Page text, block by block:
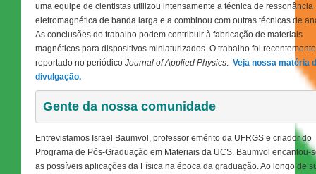
uma equipe de cientistas utilizou intensamente a técnica de ressonância
eletromagnética de banda larga e a combinou com outras técnicas de
As conclusões do trabalho podem contribuir à fabricação de materiais
magnéticos para dispositivos miniaturizados. O trabalho foi recentemente
reportado no periódico Journal of Applied Physics. Veja nossa matéria
divulgação.
Gente da nossa comunidade
Entrevistamos Israel Baumvol, professor emérito da UFRGS e criador do
Programa de Pós-Graduação em Materiais da UCS. Baumvol encantou-
as possíveis aplicações da Física na época da graduação. Ao longo de